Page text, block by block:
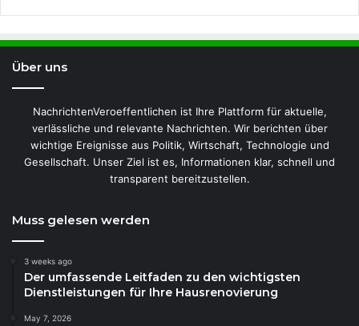
Über uns
NachrichtenVeroeffentlichen ist Ihre Plattform für aktuelle,
verlässliche und relevante Nachrichten. Wir berichten über
wichtige Ereignisse aus Politik, Wirtschaft, Technologie und
Gesellschaft. Unser Ziel ist es, Informationen klar, schnell und
transparent bereitzustellen.
Muss gelesen werden
3 weeks ago
Der umfassende Leitfaden zu den wichtigsten
Dienstleistungen für Ihre Hausrenovierung
May 7, 2026